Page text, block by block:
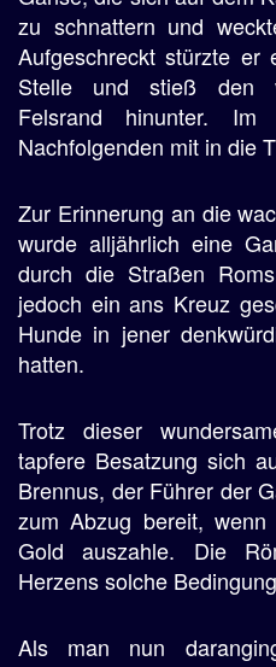
zu schnattern und
Aufgeschreckt stürzte er
Stelle und stieß den
Felsrand hinunter.
Nachfolgenden mit in die
Zur Erinnerung an die
wurde alljährlich eine
durch die Straßen
jedoch ein ans Kreuz
Hunde in jener
hatten.
Trotz dieser
tapfere Besatzung sich
Brennus, der Führer der
zum Abzug bereit,
Gold auszahle. Die
Herzens solche
Als man nun